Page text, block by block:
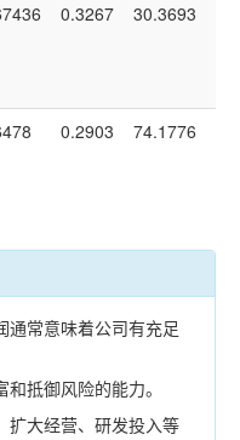
0.3267 30.3693
0.2903 74.1776
通常意味着公司有充足
抵御风险的能力。
扩大经营、研发投入等